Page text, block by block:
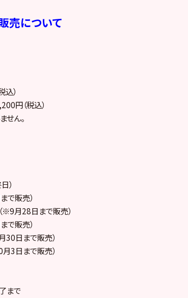
売について
）
円（税込）
せん。
）
で販売）
※9月28日まで販売）
で販売）
30日まで販売）
3日まで販売）
まで